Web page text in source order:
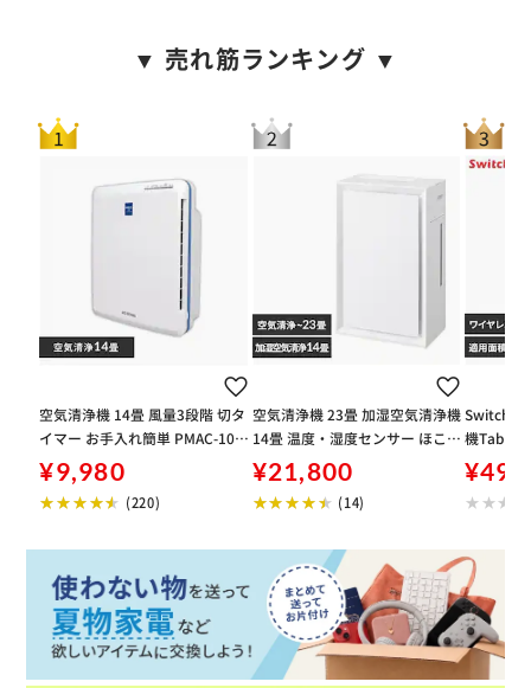
▼ 売れ筋ランキング ▼
空気清浄機 14畳 風量3段階 切タ
イマー お手入れ簡単 PMAC-100
ホワイト
¥9,980
(220)
空気清浄機 23畳 加湿空気清浄機
14畳 温度・湿度センサー ほこり
センサー 2WAY給水 お手入れ簡
単 AAP-AH50A-W ホワイト
¥21,800
(14)
機Table